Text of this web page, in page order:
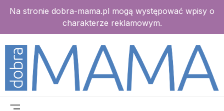
Na stronie dobra-mama.pl mogą występować wpisy o
charakterze reklamowym.